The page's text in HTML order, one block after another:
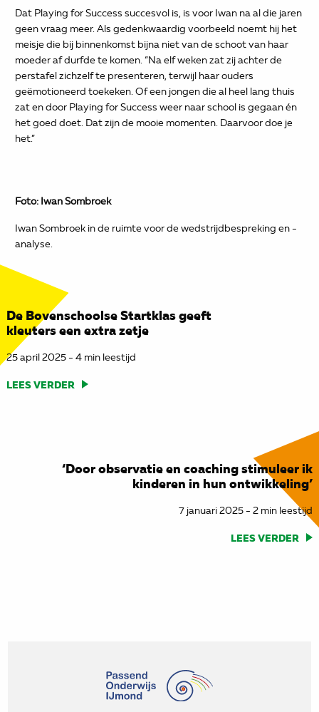
Dat Playing for Success succesvol is, is voor Iwan na al die jaren
geen vraag meer. Als gedenkwaardig voorbeeld noemt hij het
meisje die bij binnenkomst bijna niet van de schoot van haar
moeder af durfde te komen. “Na elf weken zat zij achter de
perstafel zichzelf te presenteren, terwijl haar ouders
geëmotioneerd toekeken. Of een jongen die al heel lang thuis
zat en door Playing for Success weer naar school is gegaan én
het goed doet. Dat zijn de mooie momenten. Daarvoor doe je
het.”
Foto: Iwan Sombroek
Iwan Sombroek in de ruimte voor de wedstrijdbespreking en -
analyse.
De Bovenschoolse Startklas geeft
kleuters een extra zetje
25 april 2025 - 4 min leestijd
LEES VERDER
‘Door observatie en coaching stimuleer ik
kinderen in hun ontwikkeling’
7 januari 2025 - 2 min leestijd
LEES VERDER